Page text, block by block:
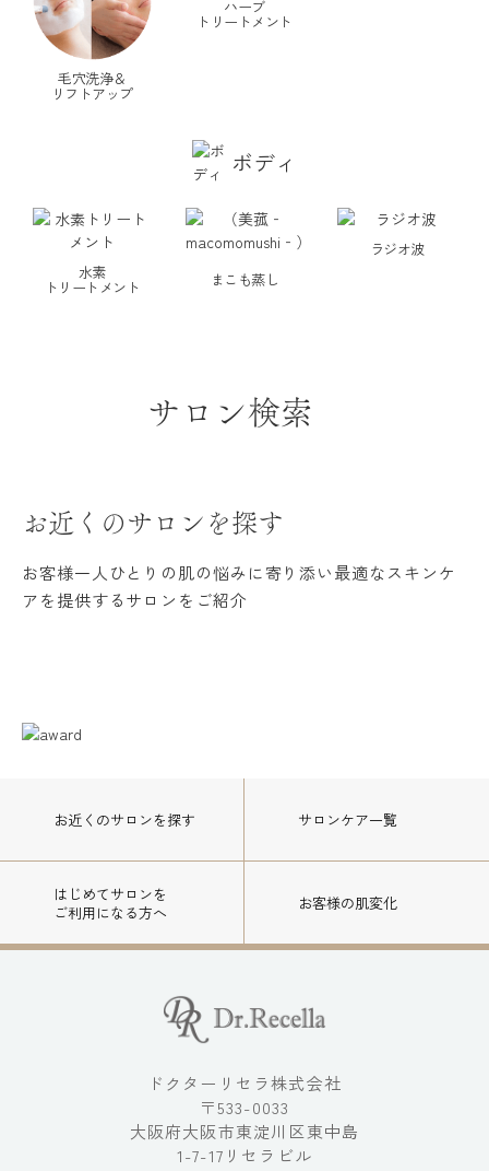
毛穴洗浄＆
リフトアップ
ハーブ
トリートメント
ボディ
水素
トリートメント まこも蒸し
ラジオ波
サロン検索
お近くのサロンを探す
お客様一人ひとりの肌の悩みに寄り添い最適なスキンケ
アを提供するサロンをご紹介
お近くのサロンを探す サロンケア一覧
はじめてサロンを
ご利用になる方へ
お客様の肌変化
ドクターリセラ株式会社
〒533-0033
大阪府大阪市東淀川区東中島
1-7-17リセラビル